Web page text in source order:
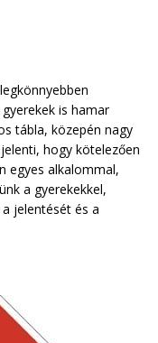
is hamar
tábla, közepén nagy
hogy kötelezően
egyes alkalommal,
a gyerekekkel,
jelentését és a